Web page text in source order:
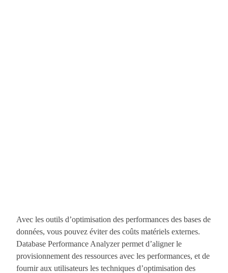
Avec les outils d’optimisation des performances des bases de
données, vous pouvez éviter des coûts matériels externes.
Database Performance Analyzer permet d’aligner le
provisionnement des ressources avec les performances, et de
fournir aux utilisateurs les techniques d’optimisation des